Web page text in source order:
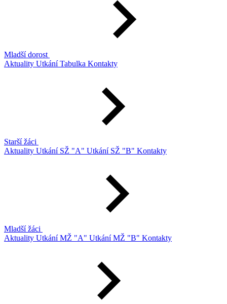
Mladší dorost
Aktuality UtkáníTabulka Kontakty
Starší žáci
Aktuality Utkání SŽ "A" Utkání SŽ "B" Kontakty
Mladší žáci
Aktuality Utkání MŽ "A" Utkání MŽ "B" Kontakty